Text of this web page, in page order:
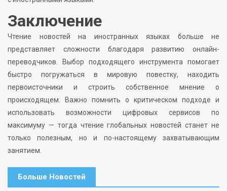
Заключение
Чтение новостей на иностранных языках больше не
представляет сложности благодаря развитию онлайн-
переводчиков. Выбор подходящего инструмента помогает
быстро погружаться в мировую повестку, находить
первоисточники и строить собственное мнение о
происходящем. Важно помнить о критическом подходе и
использовать возможности цифровых сервисов по
максимуму — тогда чтение глобальных новостей станет не
только полезным, но и по-настоящему захватывающим
занятием.
Больше Новостей